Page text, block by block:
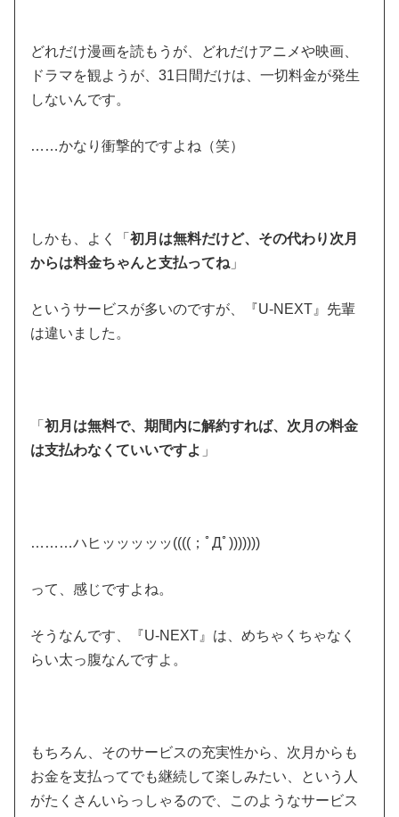
どれだけ漫画を読もうが、どれだけアニメや映画、
ドラマを観ようが、31日間だけは、一切料金が発生
しないんです。
……かなり衝撃的ですよね（笑）
しかも、よく「初月は無料だけど、その代わり次月
からは料金ちゃんと支払ってね 」
というサービスが多いのですが、『U-NEXT』先輩
は違いました。
「初月は無料で、期間内に解約すれば、次月の料金
は支払わなくていいですよ 」
………ハヒッッッッッ((((；ﾟДﾟ)))))))
って、感じですよね。
そうなんです、『U-NEXT』は、めちゃくちゃなく
らい太っ腹なんですよ。
もちろん、そのサービスの充実性から、次月からも
お金を支払ってでも継続して楽しみたい、という人
がたくさんいらっしゃるので、このようなサービス